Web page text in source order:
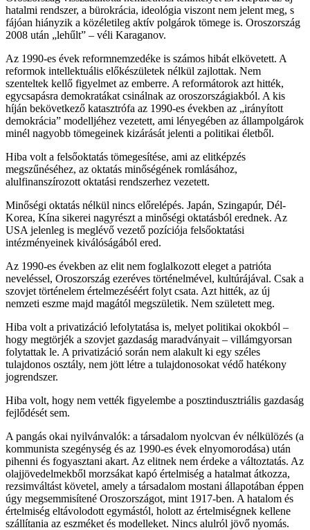
hatalmi rendszer, a bürokrácia, ideológia viszont nem jelent meg, s
fájóan hiányzik a közéletileg aktív polgárok tömege is. Oroszország
2008 után „lehűlt” – véli Karaganov.
Az 1990-es évek reformnemzedéke is számos hibát elkövetett. A
reformok intellektuális előkészületek nélkül zajlottak. Nem
szenteltek kellő figyelmet az emberre. A reformátorok azt hitték,
egycsapásra demokratákat csinálnak az oroszországiakból. A kis
híján bekövetkező katasztrófa az 1990-es években az „irányított
demokrácia” modelljéhez vezetett, ami lényegében az állampolgárok
minél nagyobb tömegeinek kizárását jelenti a politikai életből.
Hiba volt a felsőoktatás tömegesítése, ami az elitképzés
megszűnéséhez, az oktatás minőségének romlásához,
alulfinanszírozott oktatási rendszerhez vezetett.
Minőségi oktatás nélkül nincs előrelépés. Japán, Szingapúr, Dél-
Korea, Kína sikerei nagyrészt a minőségi oktatásból erednek. Az
USA jelenleg is meglévő vezető pozíciója felsőoktatási
intézményeinek kiválóságából ered.
Az 1990-es években az elit nem foglalkozott eleget a patrióta
neveléssel, Oroszország ezeréves történelmével, kultúrájával. Csak a
szovjet történelem értelmezéséért folyt csata. Azt hitték, az új
nemzeti eszme majd magától megszületik. Nem született meg.
Hiba volt a privatizáció lefolytatása is, melyet politikai okokból –
hogy megtörjék a szovjet gazdaság maradványait – villámgyorsan
folytattak le. A privatizáció során nem alakult ki egy széles
tulajdonos osztály, nem jött létre a tulajdonosokat védő hatékony
jogrendszer.
Hiba volt, hogy nem vették figyelembe a posztindusztriális gazdaság
fejlődését sem.
A pangás okai nyilvánvalók: a társadalom nyolcvan év nélkülözés (a
kommunista szegénység és az 1990-es évek elnyomorodása) után
pihenni és fogyasztani akart. Az elitnek nem érdeke a változtatás. Az
olajjövedelmekből morzsákat kapó értelmiség a hatalmat átkozza,
rezsimváltást követel, amely a társadalom mostani állapotában éppen
úgy megsemmisítené Oroszországot, mint 1917-ben. A hatalom és
értelmiség eltávolodott egymástól, holott az értelmiségnek kellene
szállítania az eszméket és modelleket. Nincs alulról jövő nyomás.